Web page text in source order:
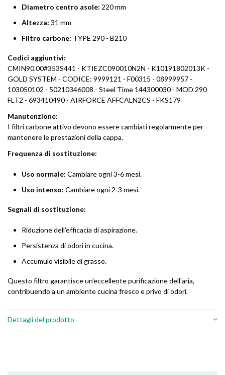
Diametro centro asole: 220 mm
Altezza: 31 mm
Filtro carbone: TYPE 290 - B210
Codici aggiuntivi:
CMIN90.00#353S441 - KTIEZC090010N2N - K10191802013K -
GOLD SYSTEM - CODICE: 9999121 - F00315 - 08999957 -
103050102 - 50210346008 - Steel Time 144300030 - MOD 290
FLT2 - 693410490 - AIRFORCE AFFCALN2CS - FKS179
Manutenzione:
I filtri carbone attivo devono essere cambiati regolarmente per
mantenere le prestazioni della cappa.
Frequenza di sostituzione:
Uso normale: Cambiare ogni 3-6 mesi.
Uso intenso: Cambiare ogni 2-3 mesi.
Segnali di sostituzione:
Riduzione dell’efficacia di aspirazione.
Persistenza di odori in cucina.
Accumulo visibile di grasso.
Questo filtro garantisce un'eccellente purificazione dell'aria,
contribuendo a un ambiente cucina fresco e privo di odori.
Dettagli del prodotto